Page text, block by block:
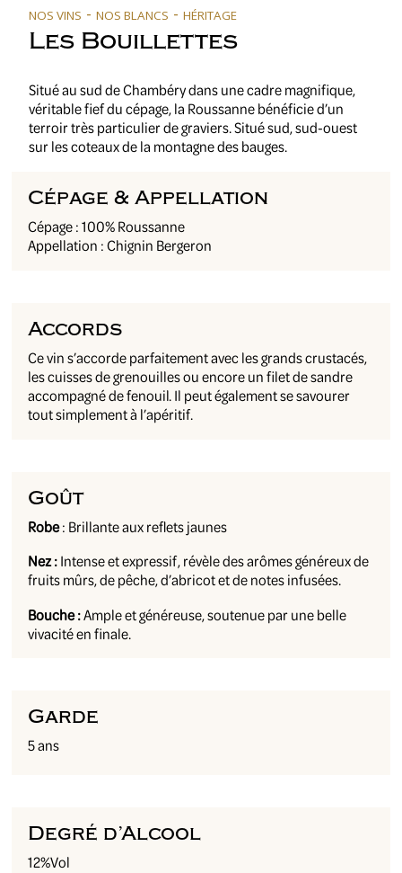
Les Bouillettes
NOS VINS -NOS BLANCS -HÉRITAGE
Situé au sud de Chambéry dans une cadre magnifique,
véritable fief du cépage, la Roussanne bénéficie d’un
terroir très particulier de graviers. Situé sud, sud-ouest
sur les coteaux de la montagne des bauges.
Cépage & Appellation
Cépage : 100% Roussanne
Appellation : Chignin Bergeron
Accords
Ce vin s’accorde parfaitement avec les grands crustacés,
les cuisses de grenouilles ou encore un filet de sandre
accompagné de fenouil. Il peut également se savourer
tout simplement à l’apéritif.
Goût
Robe: Brillante aux reflets jaunes
Nez :Intense et expressif, révèle des arômes généreux de
fruits mûrs, de pêche, d’abricot et de notes infusées.
Bouche :Ample et généreuse, soutenue par une belle
vivacité en finale.
Garde
5 ans
Degré d’Alcool
12%Vol